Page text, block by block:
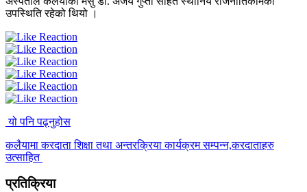
उपस्थिति रहेको थियो ।
यो पनि पढ्नुहोस
कलैयामा करदाता शिक्षा तथा अन्तरक्रिया कार्यक्रम सम्पन्न,करदाताहरु
उत्साहित
प्रतिक्रिया